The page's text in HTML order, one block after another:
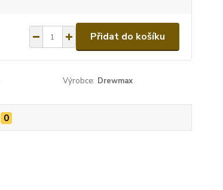
Přidat do košíku
Výrobce: Drewmax
0